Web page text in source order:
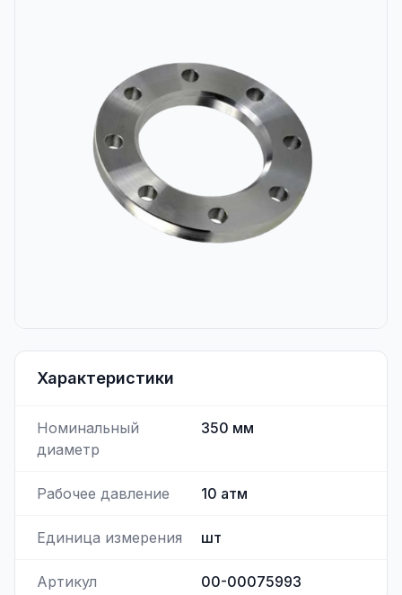
Характеристики
Номинальный
диаметр
350 мм
Рабочее давление 10 атм
Единица измерения шт
Артикул 00-00075993